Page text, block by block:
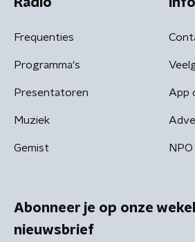
Frequenties
Programma's
Presentatoren
Muziek
Gemist
App
Abonneer je op onze
nieuwsbrief